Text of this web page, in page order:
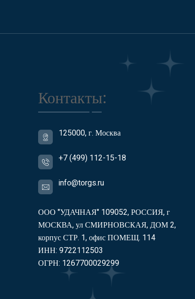
Контакты:
125000, г. Москва
+7 (499) 112-15-18
info@torgs.ru
ООО "УДАЧНАЯ" 109052, РОССИЯ, г
МОСКВА, ул СМИРНОВСКАЯ, ДОМ 2,
корпус СТР. 1, офис ПОМЕЩ. 114
ИНН: 9722112503
ОГРН: 1267700029299